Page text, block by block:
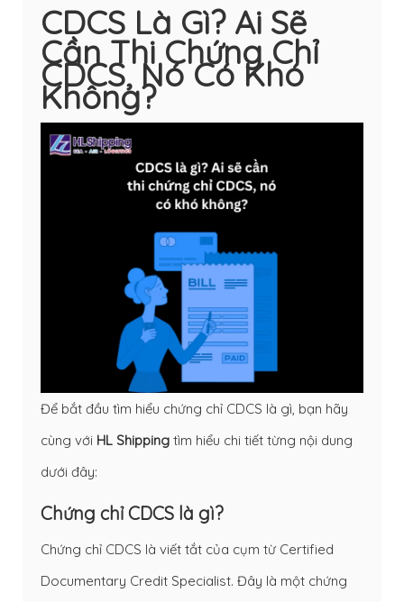
CDCS Là Gì? Ai Sẽ
Cần Thi Chứng Chỉ
CDCS, Nó Có Khó
Không?
Để bắt đầu tìm hiểu chứng chỉ CDCS là gì, bạn hãy
cùng với HL Shipping tìm hiểu chi tiết từng nội dung
dưới đây:
Chứng chỉ CDCS là gì?
Chứng chỉ CDCS là viết tắt của cụm từ Certified
Documentary Credit Specialist. Đây là một chứng